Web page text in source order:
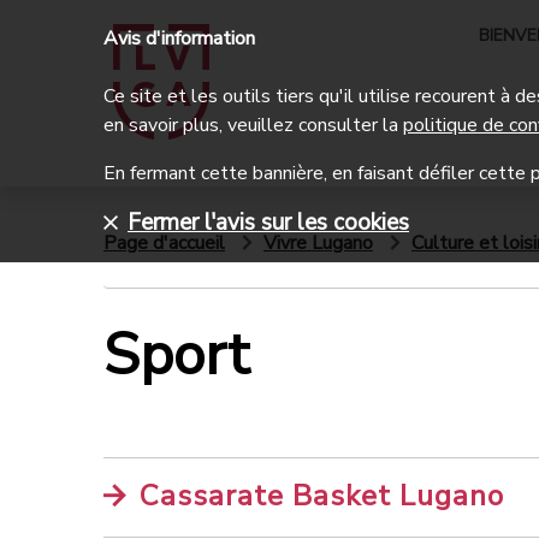
Page d'accueil Vivre Lugano Culture et
Sport
Cassarate Basket Lugano
Avis d'information
Ce site et les outils tiers qu'il utilise recourent à
en savoir plus, veuillez consulter la politique de
En fermant cette bannière, en faisant défiler cette
Fermer l'avis sur les cookies